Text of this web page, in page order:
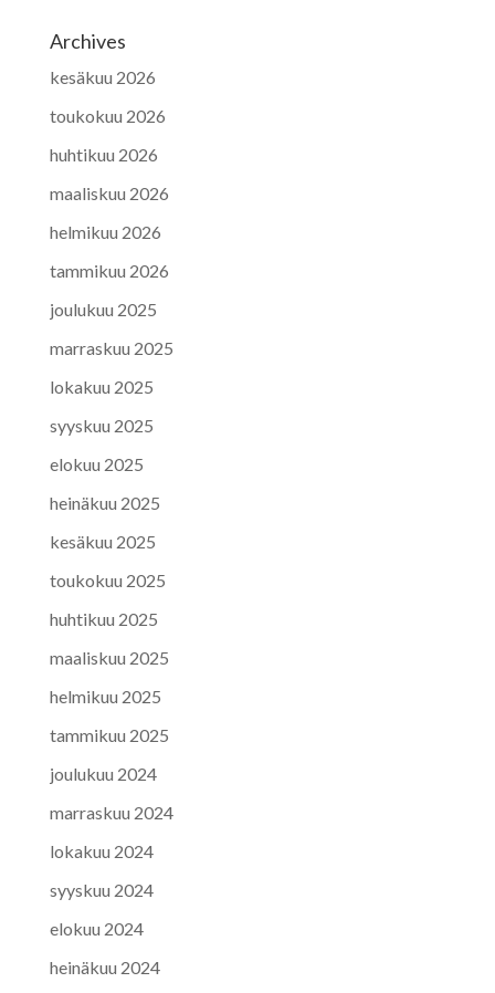
Archives
kesäkuu 2026
toukokuu 2026
huhtikuu 2026
maaliskuu 2026
helmikuu 2026
tammikuu 2026
joulukuu 2025
marraskuu 2025
lokakuu 2025
syyskuu 2025
elokuu 2025
heinäkuu 2025
kesäkuu 2025
toukokuu 2025
huhtikuu 2025
maaliskuu 2025
helmikuu 2025
tammikuu 2025
joulukuu 2024
marraskuu 2024
lokakuu 2024
syyskuu 2024
elokuu 2024
heinäkuu 2024